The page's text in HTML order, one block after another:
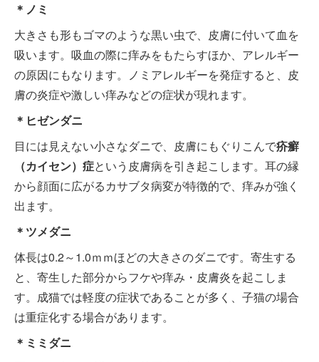
＊ノミ
大きさも形もゴマのような黒い虫で、皮膚に付いて血を
吸います。吸血の際に痒みをもたらすほか、アレルギー
の原因にもなります。ノミアレルギーを発症すると、皮
膚の炎症や激しい痒みなどの症状が現れます。
＊ヒゼンダニ
目には見えない小さなダニで、皮膚にもぐりこんで疥癬
（カイセン）症という皮膚病を引き起こします。耳の縁
から顔面に広がるカサブタ病変が特徴的で、痒みが強く
出ます。
＊ツメダニ
体長は0.2～1.0ｍｍほどの大きさのダニです。寄生する
と、寄生した部分からフケや痒み・皮膚炎を起こしま
す。成猫では軽度の症状であることが多く、子猫の場合
は重症化する場合があります。
＊ミミダニ